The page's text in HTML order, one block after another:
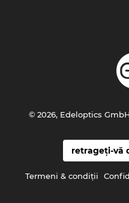
retrageți-vă
Termeni & condiţii
© 2026, Edeloptics